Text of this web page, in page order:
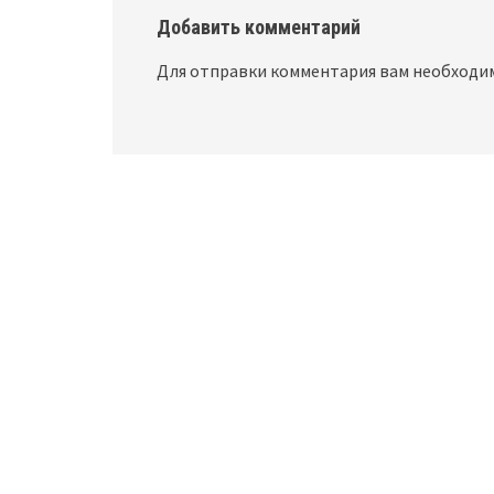
Добавить комментарий
Для отправки комментария вам